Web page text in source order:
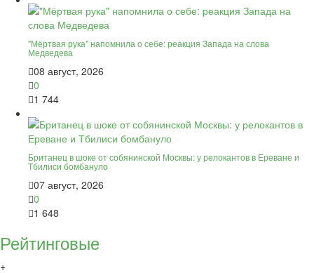
"Мёртвая рука" напомнила о себе: реакция Запада на слова
Медведева
08 август, 2026
0
1 744
Британец в шоке от собянинской Москвы: у релокантов в Ереване и
Тбилиси бомбануло
07 август, 2026
0
1 648
Рейтинговые
+